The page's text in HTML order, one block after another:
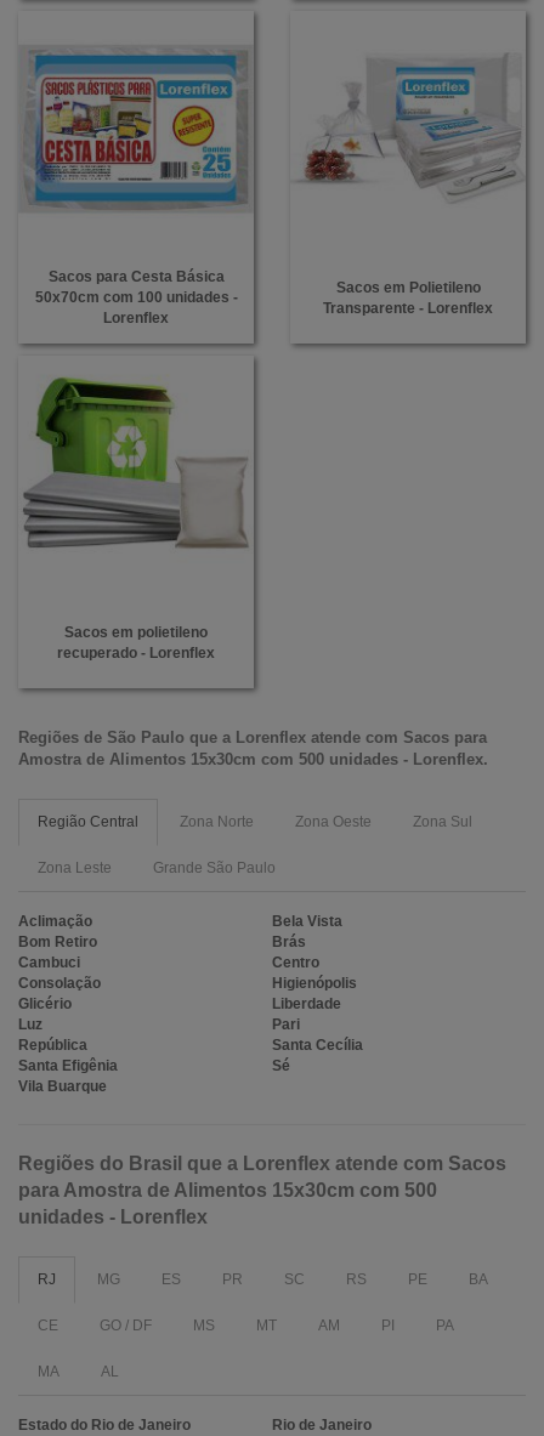
Sacos para Cesta Básica
50x70cm com 100 unidades -
Lorenflex
Sacos em Polietileno
Transparente - Lorenflex
Sacos em polietileno
recuperado - Lorenflex
Regiões de São Paulo que a Lorenflex atende com Sacos para
Amostra de Alimentos 15x30cm com 500 unidades - Lorenflex.
Região Central Zona Norte Zona Oeste Zona Sul
Zona Leste Grande São Paulo
Aclimação
Bela Vista
Bom Retiro
Brás
Cambuci
Centro
Consolação
Higienópolis
Glicério
Liberdade
Luz
Pari
República
Santa Cecília
Santa Efigênia
Sé
Vila Buarque
Regiões do Brasil que a Lorenflex atende com Sacos
para Amostra de Alimentos 15x30cm com 500
unidades - Lorenflex
RJ MG ES PR SC RS PE BA
CE GO / DF MS MT AM PI PA
MA AL
Estado do Rio de Janeiro
Rio de Janeiro